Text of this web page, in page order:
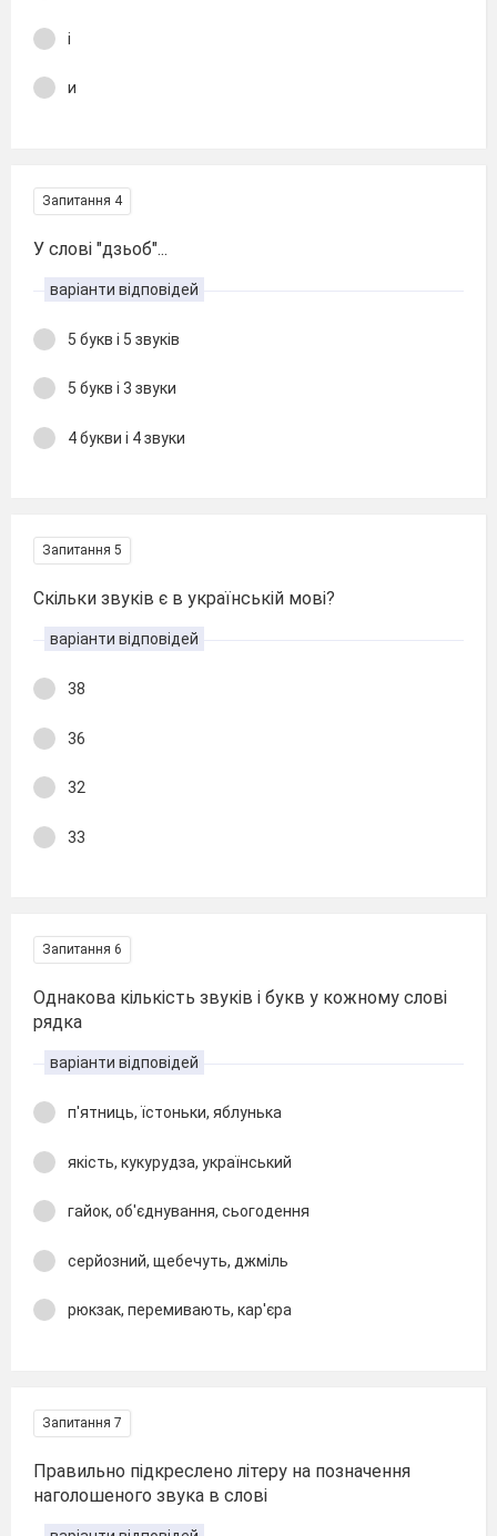
і
и
Запитання 4
У слові "дзьоб"...
варіанти відповідей
5 букв і 5 звуків
5 букв і 3 звуки
4 букви і 4 звуки
Запитання 5
Скільки звуків є в українській мові?
варіанти відповідей
38
36
32
33
Запитання 6
Однакова кількість звуків і букв у кожному слові
рядка
варіанти відповідей
п'ятниць, їстоньки, яблунька
якість, кукурудза, український
гайок, об'єднування, сьогодення
серйозний, щебечуть, джміль
рюкзак, перемивають, кар'єра
Запитання 7
Правильно підкреслено літеру на позначення
наголошеного звука в слові